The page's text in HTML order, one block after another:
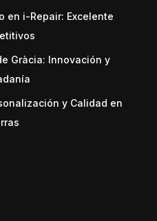
en i-Repair: Excelente
Gràcia: Innovación y
y Calidad en